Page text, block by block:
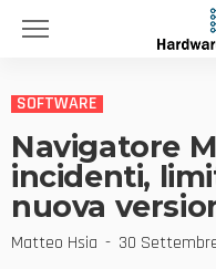
SOFTWARE
Navigatore
incidenti,
nuova
Matteo Hsia 30